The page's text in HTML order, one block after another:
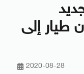
طيار إلى
2020-08-28